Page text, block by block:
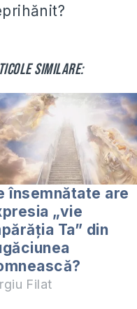
similare:
însemnătate are
„vie
Ta” din
Filat